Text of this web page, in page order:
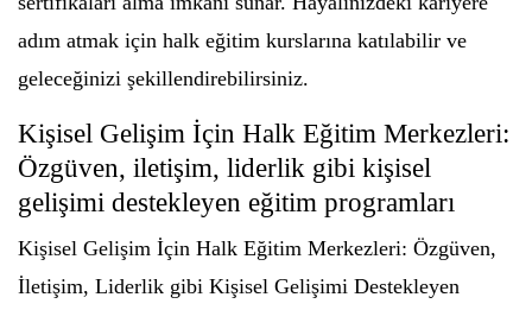
adım atmak için halk eğitim kurslarına katılabilir ve
geleceğinizi şekillendirebilirsiniz.
Kişisel Gelişim İçin Halk Eğitim Merkezleri:
Özgüven, iletişim, liderlik gibi kişisel
gelişimi destekleyen eğitim programları
Kişisel Gelişim İçin Halk Eğitim Merkezleri: Özgüven,
İletişim, Liderlik gibi Kişisel Gelişimi Destekleyen